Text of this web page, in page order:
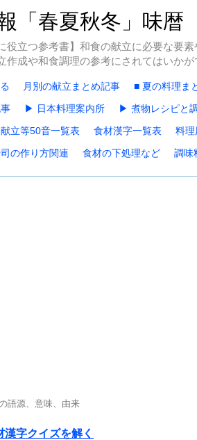
「春夏秋冬」味暦
役立つ参考書】和食の献立に必要な要
作成や和食調理の参考にされてはいかが
月別の献立まとめ記事 ■ 夏の料理ま
▶ 日本料理案内所 ▶ 煮物レシピと
献立等50音一覧表 食材漢字一覧表 料理
の作り方関連 食材の下処理など 調味
語源、意味、由来
漢字クイズを解く